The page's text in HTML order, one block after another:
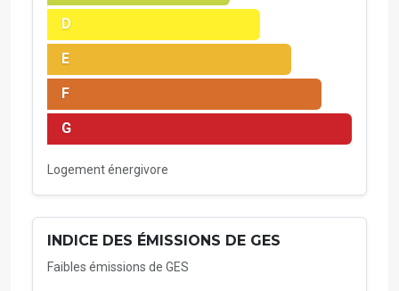
D
E
F
G
Logement énergivore
INDICE DES ÉMISSIONS DE GES
Faibles émissions de GES